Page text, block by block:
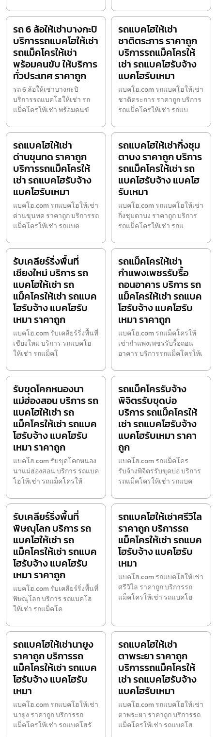
รถ 6 ล้อให้เช่าบางกะปิ
บริการรถแบคโฮให้เช่า
รถแม็คโครให้เช่า
พร้อมคนขับ ให้บริการ
ทั่วประเทศ ราคาถูก
รถ 6 ล้อให้เช่าบางกะปิ
บริการรถแบคโฮให้เช่า รถ
แม็คโครให้เช่า พร้อมคนขั
รถแบคโฮให้เช่า
ชาติตระการ ราคาถูก
บริการรถแม็คโครให้
เช่า รถแบคโฮรับจ้าง
แบคโฮรับเหมา
แบคโฮ.com รถแบคโฮให้เช่า
ชาติตระการ ราคาถูก บริการ
รถแม็คโครให้เช่า รถแบ
รถแบคโฮให้เช่า
ด่านขุนทด ราคาถูก
บริการรถแม็คโครให้
เช่า รถแบคโฮรับจ้าง
แบคโฮรับเหมา
แบคโฮ.com รถแบคโฮให้เช่า
ด่านขุนทด ราคาถูก บริการรถ
แม็คโครให้เช่า รถแบค
รถแบคโฮให้เช่ากิ่งชุม
ตาบง ราคาถูก บริการ
รถแม็คโครให้เช่า รถ
แบคโฮรับจ้าง แบคโฮ
รับเหมา
แบคโฮ.com รถแบคโฮให้เช่า
กิ่งชุมตาบง ราคาถูก บริการ
รถแม็คโครให้เช่า รถแ
รับเคลียร์ริ่งพื้นที่
เชียงใหม่ บริการ รถ
แบคโฮให้เช่า รถ
แม็คโครให้เช่า รถแบค
โฮรับจ้าง แบคโฮรับ
เหมา ราคาถูก
แบคโฮ.com รับเคลียร์ริ่งพื้นที่
เชียงใหม่ บริการ รถแบคโฮ
ให้เช่า รถแม็คโ
รถแม็คโครให้เช่า
กำแพงเพชรรับรื้อ
ถอนอาคาร บริการ รถ
แม็คโครให้เช่า รถแบค
โฮรับจ้าง แบคโฮรับ
เหมา ราคาถูก
แบคโฮ.com รถแม็คโครให้
เช่ากำแพงเพชรรับรื้อถอน
อาคาร บริการรถแม็คโครให้เ
รับขุดโคกหนองนา
แม่ฮ่องสอน บริการ รถ
แบคโฮให้เช่า รถ
แม็คโครให้เช่า รถแบค
โฮรับจ้าง แบคโฮรับ
เหมา ราคาถูก
แบคโฮ.com รับขุดโคกหนอง
นาแม่ฮ่องสอน บริการ รถแบค
โฮให้เช่า รถแม็คโครให้
รถแม็คโครรับจ้าง
พิจิตรรับขุดบ่อ
บริการ รถแม็คโครให้
เช่า รถแบคโฮรับจ้าง
แบคโฮรับเหมา ราคา
ถูก
แบคโฮ.com รถแม็คโคร
รับจ้างพิจิตรรับขุดบ่อ บริการ
รถแม็คโครให้เช่า รถแบค
รับเคลียร์ริ่งพื้นที่
พิษณุโลก บริการ รถ
แบคโฮให้เช่า รถ
แม็คโครให้เช่า รถแบค
โฮรับจ้าง แบคโฮรับ
เหมา ราคาถูก
แบคโฮ.com รับเคลียร์ริ่งพื้นที่
พิษณุโลก บริการ รถแบคโฮ
ให้เช่า รถแม็คโค
รถแบคโฮให้เช่าศรีวิไล
ราคาถูก บริการรถ
แม็คโครให้เช่า รถแบค
โฮรับจ้าง แบคโฮรับ
เหมา
แบคโฮ.com รถแบคโฮให้เช่า
ศรีวิไล ราคาถูก บริการรถ
แม็คโครให้เช่า รถแบคโฮ
รถแบคโฮให้เช่านายูง
ราคาถูก บริการรถ
แม็คโครให้เช่า รถแบค
โฮรับจ้าง แบคโฮรับ
เหมา
แบคโฮ.com รถแบคโฮให้เช่า
นายูง ราคาถูก บริการรถ
แม็คโครให้เช่า รถแบคโฮรั
รถแบคโฮให้เช่า
ตาพระยา ราคาถูก
บริการรถแม็คโครให้
เช่า รถแบคโฮรับจ้าง
แบคโฮรับเหมา
แบคโฮ.com รถแบคโฮให้เช่า
ตาพระยา ราคาถูก บริการรถ
แม็คโครให้เช่า รถแบคโฮ